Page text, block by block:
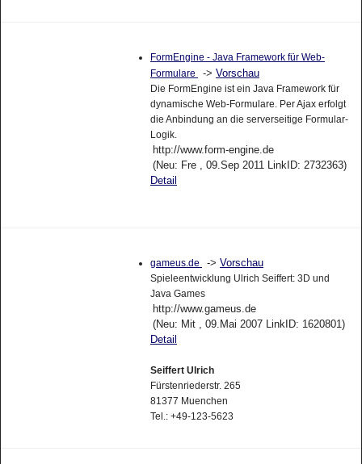
FormEngine - Java Framework für Web-
Formulare
-> Vorschau
Die FormEngine ist ein Java Framework für
dynamische Web-Formulare. Per Ajax erfolgt
die Anbindung an die serverseitige Formular-
Logik.
http://www.form-engine.de
(Neu: Fre , 09.Sep 2011 LinkID: 2732363)
Detail
gameus.de -> Vorschau
Spieleentwicklung Ulrich Seiffert: 3D und
Java Games
http://www.gameus.de
(Neu: Mit , 09.Mai 2007 LinkID: 1620801)
Detail
Seiffert Ulrich
Fürstenriederstr. 265
81377 Muenchen
Tel.: +49-123-5623